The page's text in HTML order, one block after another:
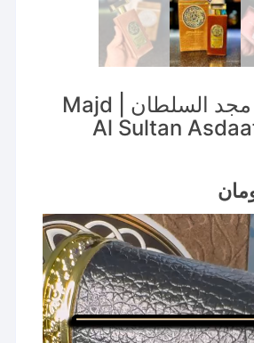
عطر لطافه مجد السلطان | Majd
Al Sultan